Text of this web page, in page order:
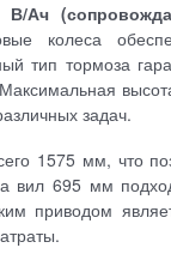
Ач
колеса
тип тормоза
задач.
1575 мм, что
вил 695 мм
приводом